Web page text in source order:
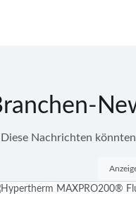
Diese Nachrichten